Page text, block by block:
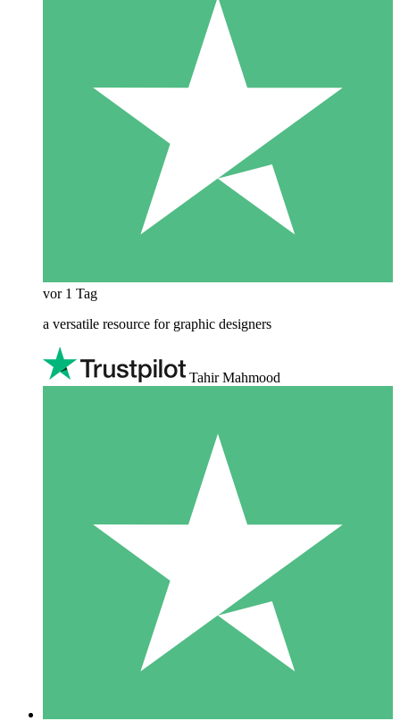
vor 1 Tag
a versatile resource for graphic designers
Tahir Mahmood